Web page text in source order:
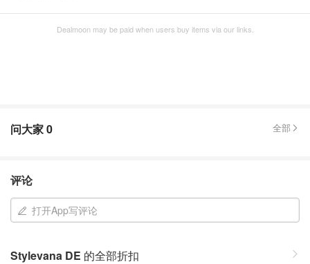
Dealmoon may be paid when users buy items via our links.
问大家0 全部
评论
打开App写评论
Stylevana DE 的全部折扣